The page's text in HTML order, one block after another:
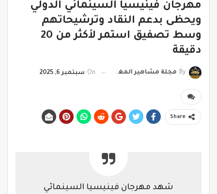
مهرجان فينيسيا السينمائي الدولي
ويحظى بدعم النقاد وترشيحاتهم
وسط تصفيق استمر لأكثر من 20
دقيقة
By مجلة مشاهير المغرب On سبتمبر 6, 2025
Share
شهد مهرجان فينيسيا السينمائي